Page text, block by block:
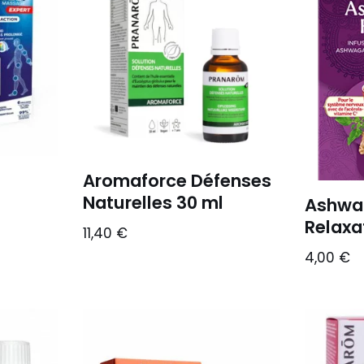
Aromaforce Défenses
Naturelles 30 ml
11,40 €
4,00 €